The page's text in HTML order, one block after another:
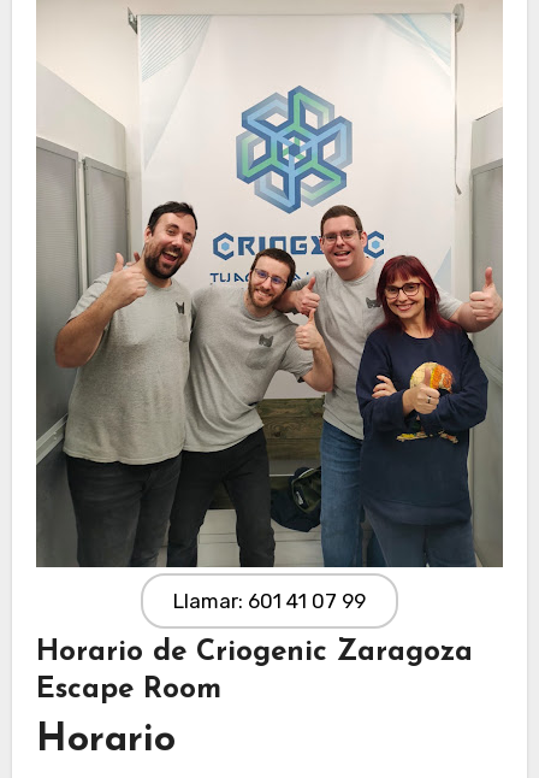
Llamar: 601 41 07 99
Horario de Criogenic Zaragoza
Escape Room
Horario